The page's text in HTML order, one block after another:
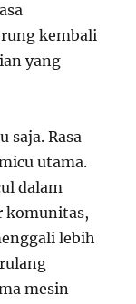
kembali
yang
saja. Rasa
utama.
dalam
komunitas,
lebih
mesin